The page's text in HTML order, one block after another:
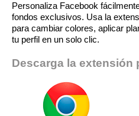
Personaliza Facebook
fondos exclusivos. Usa la
para cambiar colores, aplicar
tu perfil en un solo clic.
Descarga la extensión